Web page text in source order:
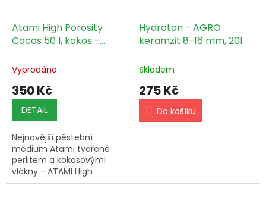
Atami High Porosity
Cocos 50 l, kokos -
Vyprodáno
350 Kč
DETAIL
Nejnovější pěstební
médium Atami tvořené
perlitem a kokosovými
vlákny - ATAMI High
Porosity Cocos 50l je
Hydroton - AGRO
keramzit 8-16 mm, 20l
Skladem
275 Kč
Do košíku